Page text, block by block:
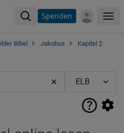
Spenden
Bibel Jakobus
Kapitel 2